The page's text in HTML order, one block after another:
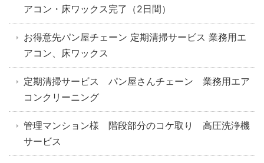
アコン・床ワックス完了（2日間）
お得意先パン屋チェーン 定期清掃サービス 業務用エ
アコン、床ワックス
定期清掃サービス パン屋さんチェーン 業務用エア
コンクリーニング
管理マンション様 階段部分のコケ取り 高圧洗浄機
サービス